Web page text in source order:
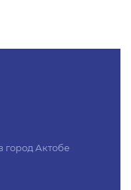
город Актобе